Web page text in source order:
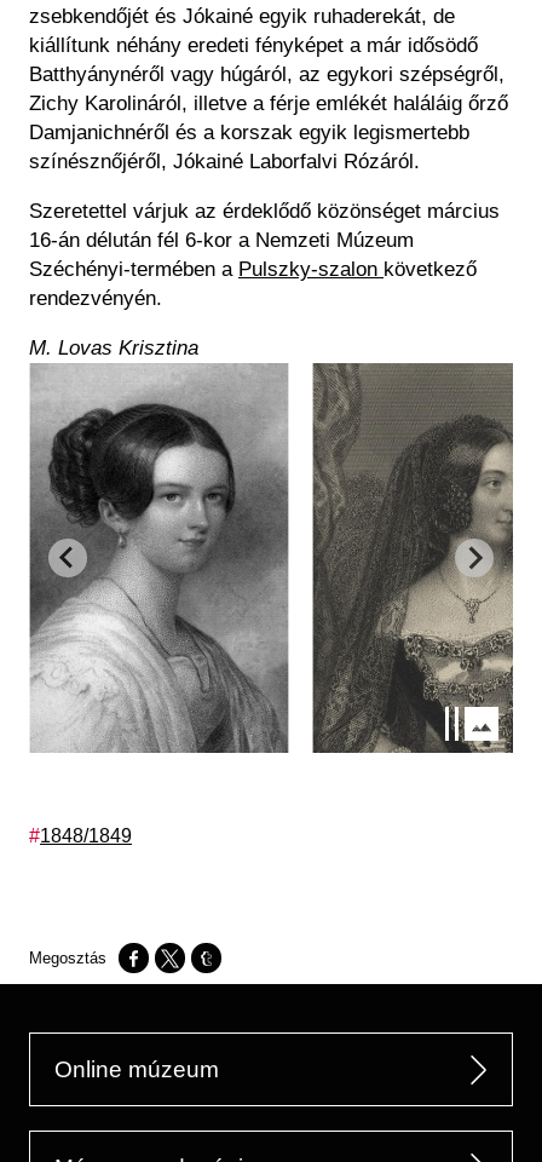
zsebkendőjét és Jókainé egyik ruhaderekát, de
kiállítunk néhány eredeti fényképet a már idősödő
Batthyánynéről vagy húgáról, az egykori szépségről,
Zichy Karolináról, illetve a férje emlékét haláláig őrző
Damjanichnéről és a korszak egyik legismertebb
színésznőjéről, Jókainé Laborfalvi Rózáról.
Szeretettel várjuk az érdeklődő közönséget március
16-án délután fél 6-kor a Nemzeti Múzeum
Széchényi-termében a Pulszky-szalon következő
rendezvényén.
M. Lovas Krisztina
Címkék
1848/1849
Opens in a new window
Opens in a new window
Opens in a new window
Online múzeum